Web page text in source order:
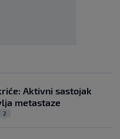
Aktivni sastojak
metastaze
2